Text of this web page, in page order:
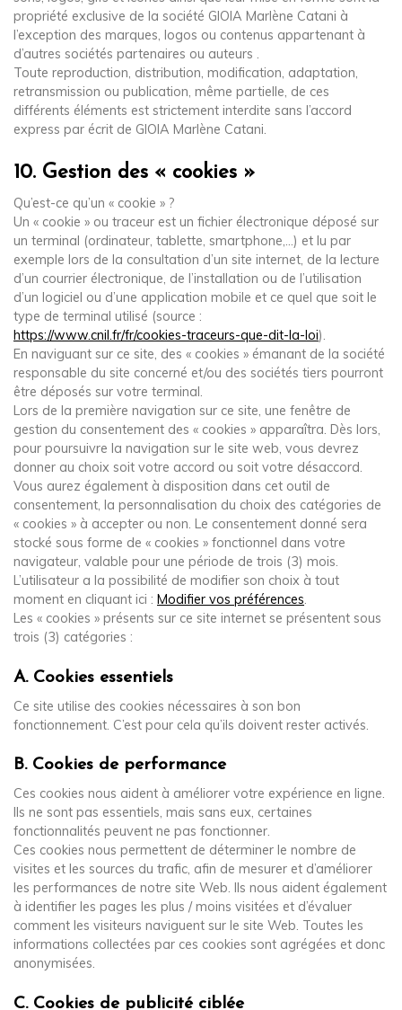
propriété exclusive de la société GIOIA Marlène Catani à
l’exception des marques, logos ou contenus appartenant à
d’autres sociétés partenaires ou auteurs .
Toute reproduction, distribution, modification, adaptation,
retransmission ou publication, même partielle, de ces
différents éléments est strictement interdite sans l’accord
express par écrit de GIOIA Marlène Catani.
10. Gestion des « cookies »
Qu’est-ce qu’un « cookie » ?
Un « cookie » ou traceur est un fichier électronique déposé sur
un terminal (ordinateur, tablette, smartphone,…) et lu par
exemple lors de la consultation d’un site internet, de la lecture
d’un courrier électronique, de l’installation ou de l’utilisation
d’un logiciel ou d’une application mobile et ce quel que soit le
type de terminal utilisé (source :
https://www.cnil.fr/fr/cookies-traceurs-que-dit-la-loi).
En naviguant sur ce site, des « cookies » émanant de la société
responsable du site concerné et/ou des sociétés tiers pourront
être déposés sur votre terminal.
Lors de la première navigation sur ce site, une fenêtre de
gestion du consentement des « cookies » apparaîtra. Dès lors,
pour poursuivre la navigation sur le site web, vous devrez
donner au choix soit votre accord ou soit votre désaccord.
Vous aurez également à disposition dans cet outil de
consentement, la personnalisation du choix des catégories de
« cookies » à accepter ou non. Le consentement donné sera
stocké sous forme de « cookies » fonctionnel dans votre
navigateur, valable pour une période de trois (3) mois.
L’utilisateur a la possibilité de modifier son choix à tout
moment en cliquant ici : Modifier vos préférences.
Les « cookies » présents sur ce site internet se présentent sous
trois (3) catégories :
A. Cookies essentiels
Ce site utilise des cookies nécessaires à son bon
fonctionnement. C’est pour cela qu’ils doivent rester activés.
B. Cookies de performance
Ces cookies nous aident à améliorer votre expérience en ligne.
Ils ne sont pas essentiels, mais sans eux, certaines
fonctionnalités peuvent ne pas fonctionner.
Ces cookies nous permettent de déterminer le nombre de
visites et les sources du trafic, afin de mesurer et d’améliorer
les performances de notre site Web. Ils nous aident également
à identifier les pages les plus / moins visitées et d’évaluer
comment les visiteurs naviguent sur le site Web. Toutes les
informations collectées par ces cookies sont agrégées et donc
anonymisées.
C. Cookies de publicité ciblée